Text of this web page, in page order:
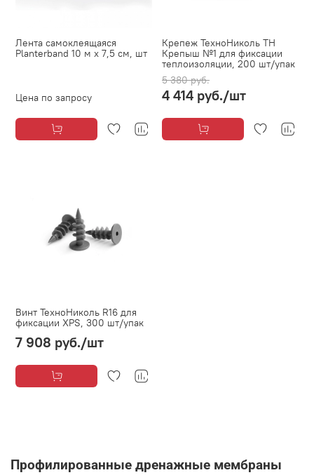
Лента самоклеящаяся
Planterband 10 м х 7,5 см, шт
Цена по запросу
Крепеж ТехноНиколь ТН
Крепыш №1 для фиксации
теплоизоляции, 200 шт/упак
5 380 руб.
4 414 руб./шт
Винт ТехноНиколь R16 для
фиксации XPS, 300 шт/упак
7 908 руб./шт
Профилированные дренажные мембраны